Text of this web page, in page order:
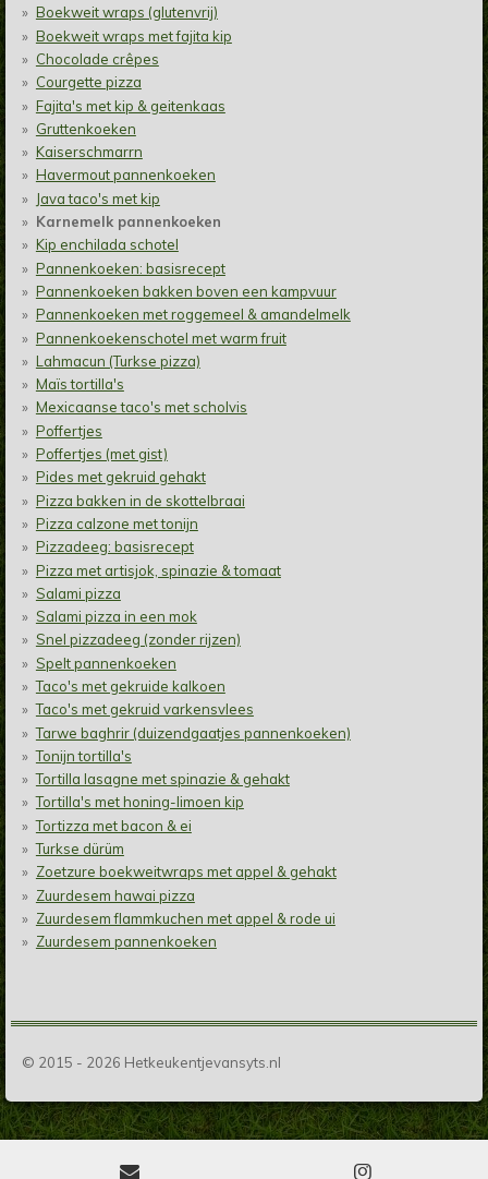
Boekweit wraps (glutenvrij)
Boekweit wraps met fajita kip
Chocolade crêpes
Courgette pizza
Fajita's met kip & geitenkaas
Gruttenkoeken
Kaiserschmarrn
Havermout pannenkoeken
Java taco's met kip
Karnemelk pannenkoeken
Kip enchilada schotel
Pannenkoeken: basisrecept
Pannenkoeken bakken boven een kampvuur
Pannenkoeken met roggemeel & amandelmelk
Pannenkoekenschotel met warm fruit
Lahmacun (Turkse pizza)
Maïs tortilla's
Mexicaanse taco's met scholvis
Poffertjes
Poffertjes (met gist)
Pides met gekruid gehakt
Pizza bakken in de skottelbraai
Pizza calzone met tonijn
Pizzadeeg: basisrecept
Pizza met artisjok, spinazie & tomaat
Salami pizza
Salami pizza in een mok
Snel pizzadeeg (zonder rijzen)
Spelt pannenkoeken
Taco's met gekruide kalkoen
Taco's met gekruid varkensvlees
Tarwe baghrir (duizendgaatjes pannenkoeken)
Tonijn tortilla's
Tortilla lasagne met spinazie & gehakt
Tortilla's met honing-limoen kip
Tortizza met bacon & ei
Turkse dürüm
Zoetzure boekweitwraps met appel & gehakt
Zuurdesem hawai pizza
Zuurdesem flammkuchen met appel & rode ui
Zuurdesem pannenkoeken
© 2015 - 2026 Hetkeukentjevansyts.nl